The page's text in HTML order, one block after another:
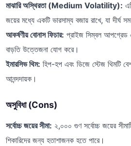
মাঝারি অস্থিরতা (Medium Volatility):
জয়ের মধ্যে একটি ভারসাম্য বজায় রাখে, যা দীর্ঘ
আকর্ষণীয় বোনাস ফিচার: প্রাইজ সিম্বল আপগ্রেড
বাড়তি উত্তেজনা যোগ করে।
ইমারসিভ থিম: হিপ-হপ এবং ডিজে স্টেজ থিমটি
আনন্দদায়ক।
অসুবিধা (Cons)
সর্বোচ্চ জয়ের সীমা: ২,০০০ গুণ সর্বোচ্চ জয়ের
শিকারিদের জন্য হতাশাজনক হতে পারে।